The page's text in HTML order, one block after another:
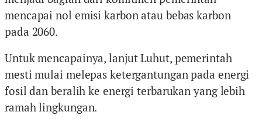
mencapai nol emisi karbon atau bebas karbon
pada 2060.
Untuk mencapainya, lanjut Luhut, pemerintah
mesti mulai melepas ketergantungan pada energi
fosil dan beralih ke energi terbarukan yang lebih
ramah lingkungan.